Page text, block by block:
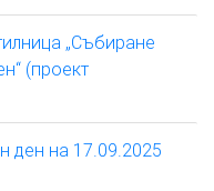
„Събиране
(проект
ден на 17.09.2025